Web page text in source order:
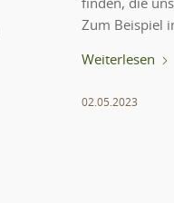
finden, die
Zum Beispiel
Weiterlesen
02.05.2023